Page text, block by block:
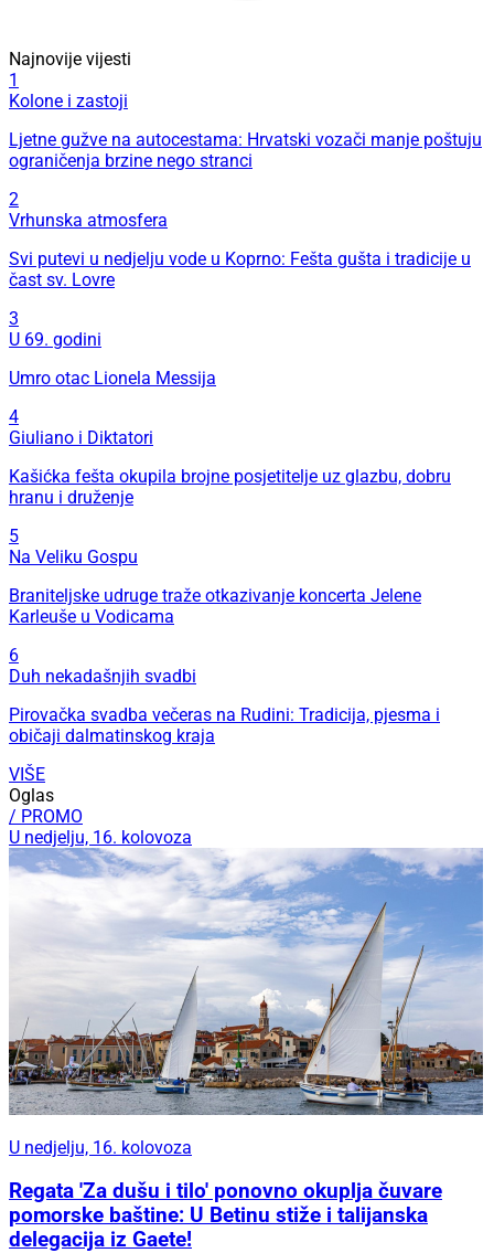
Najnovije vijesti
1
Kolone i zastoji
Ljetne gužve na autocestama: Hrvatski vozači manje poštuju
ograničenja brzine nego stranci
2
Vrhunska atmosfera
Svi putevi u nedjelju vode u Koprno: Fešta gušta i tradicije u
čast sv. Lovre
3
U 69. godini
Umro otac Lionela Messija
4
Giuliano i Diktatori
Kašićka fešta okupila brojne posjetitelje uz glazbu, dobru
hranu i druženje
5
Na Veliku Gospu
Braniteljske udruge traže otkazivanje koncerta Jelene
Karleuše u Vodicama
6
Duh nekadašnjih svadbi
Pirovačka svadba večeras na Rudini: Tradicija, pjesma i
običaji dalmatinskog kraja
VIŠE
Oglas
/ PROMO
U nedjelju, 16. kolovoza
U nedjelju, 16. kolovoza
Regata 'Za dušu i tilo' ponovno okuplja čuvare
pomorske baštine: U Betinu stiže i talijanska
delegacija iz Gaete!